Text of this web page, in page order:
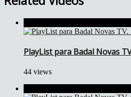
PlayList para Badal Novas
44 views